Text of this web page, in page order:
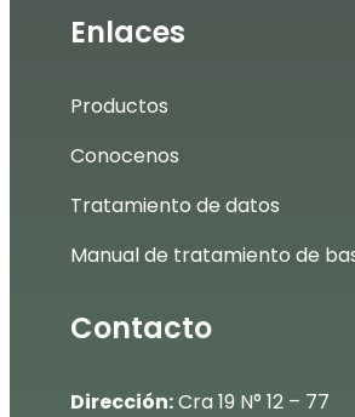
Enlaces
Productos
Conocenos
Tratamiento de datos
Manual de tratamiento de
Contacto
Dirección:Cra 19 N° 12 – 77